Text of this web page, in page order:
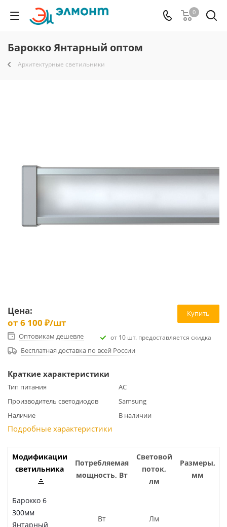
0
Барокко Янтарный оптом
Архитектурные светильники
Цена:
от 6 100 ₽/шт
Купить
Оптовикам дешевле от 10 шт. предоставляется скидка
Бесплатная доставка по всей России
Краткие характеристики
Тип питания
AC
Производитель светодиодов
Samsung
Наличие
В наличии
Подробные характеристики
Модификации
светильника
Потребляемая
мощность, Вт
Световой
поток,
лм
Размеры,
мм
Барокко 6
300мм
Янтарный
Вт Лм